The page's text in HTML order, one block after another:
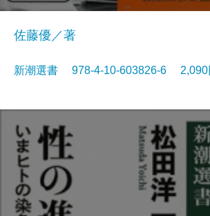
佐藤優／著
新潮選書 978-4-10-603826-6